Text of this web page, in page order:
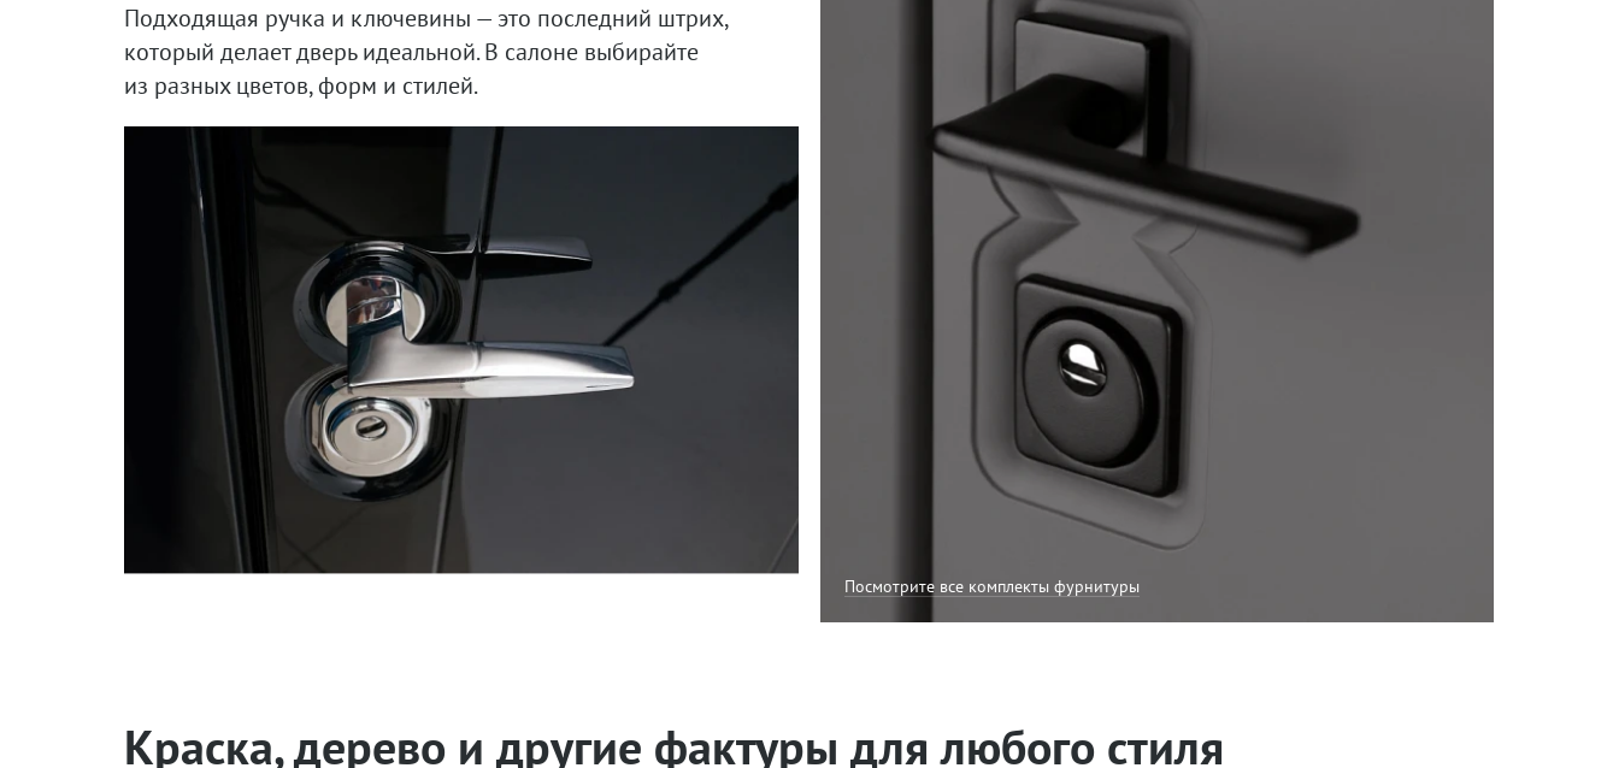
Подходящая ручка и ключевины — это последний штрих,
который делает дверь идеальной. В салоне выбирайте
из разных цветов, форм и стилей.
Посмотрите все комплекты фурнитуры
Краска, дерево и другие фактуры для любого стиля